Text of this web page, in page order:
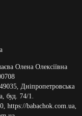
Олена Олексіївна
Дніпропетровська
буд. 74/1.
https://babachok.com.ua,